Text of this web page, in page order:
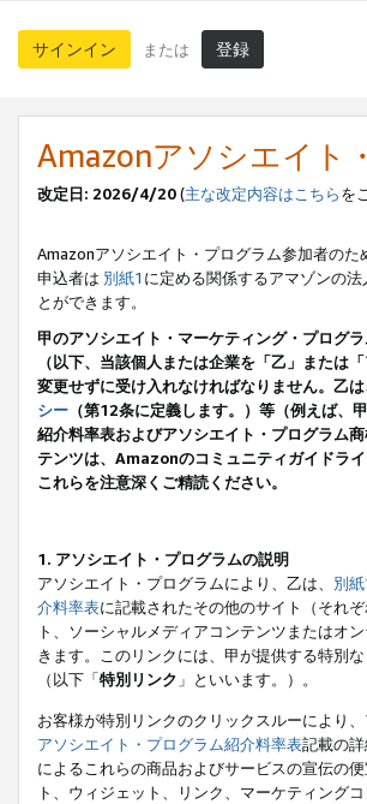
サインイン または 登録
Amazonアソシエイト
改定日: 2026/4/20(主な改定内容はこちらを
Amazonアソシエイト・プログラム参加者の
申込者は 別紙1 に定める関係するアマゾンの法
とができます。
甲のアソシエイト・マーケティング・プログ
（以下、当該個人または企業を「乙」または
変更せずに受け入れなければなりません。乙
シー （第12条に定義します。）等（例えば
紹介料率表およびアソシエイト・プログラム
テンツは、Amazonのコミュニティガイドラ
これらを注意深くご精読ください。
1. アソシエイト・プログラムの説明
アソシエイト・プログラムにより、乙は、 別紙
介料率表に記載されたその他のサイト（それ
ト、ソーシャルメディアコンテンツまたはオ
きます。このリンクには、甲が提供する特別な
（以下「特別リンク 」といいます。）。
お客様が特別リンクのクリックスルーにより
アソシエイト・プログラム紹介料率表記載の
によるこれらの商品およびサービスの宣伝の
ト、ウィジェット、リンク、マーケティング